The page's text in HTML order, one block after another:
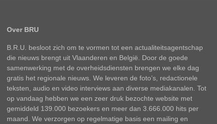
Over BRU
B.R.U. besloot zich om te vormen tot een actualiteitsagentschap
die nieuws brengt uit Vlaanderen en België. Door de goede
samenwerking met de overheidsdiensten brengen we elke dag
gratis het regionale nieuws. We leveren de foto’s, redactionele
teksten, audio en video interviews aan diverse mediakanalen. Tot
op vandaag hebben we een zeer druk bezochte website met
gemiddeld 139.000 bezoekers en meer dan 3.666.000 hits per
maand. We verzorgen op regelmatige basis een mailing en